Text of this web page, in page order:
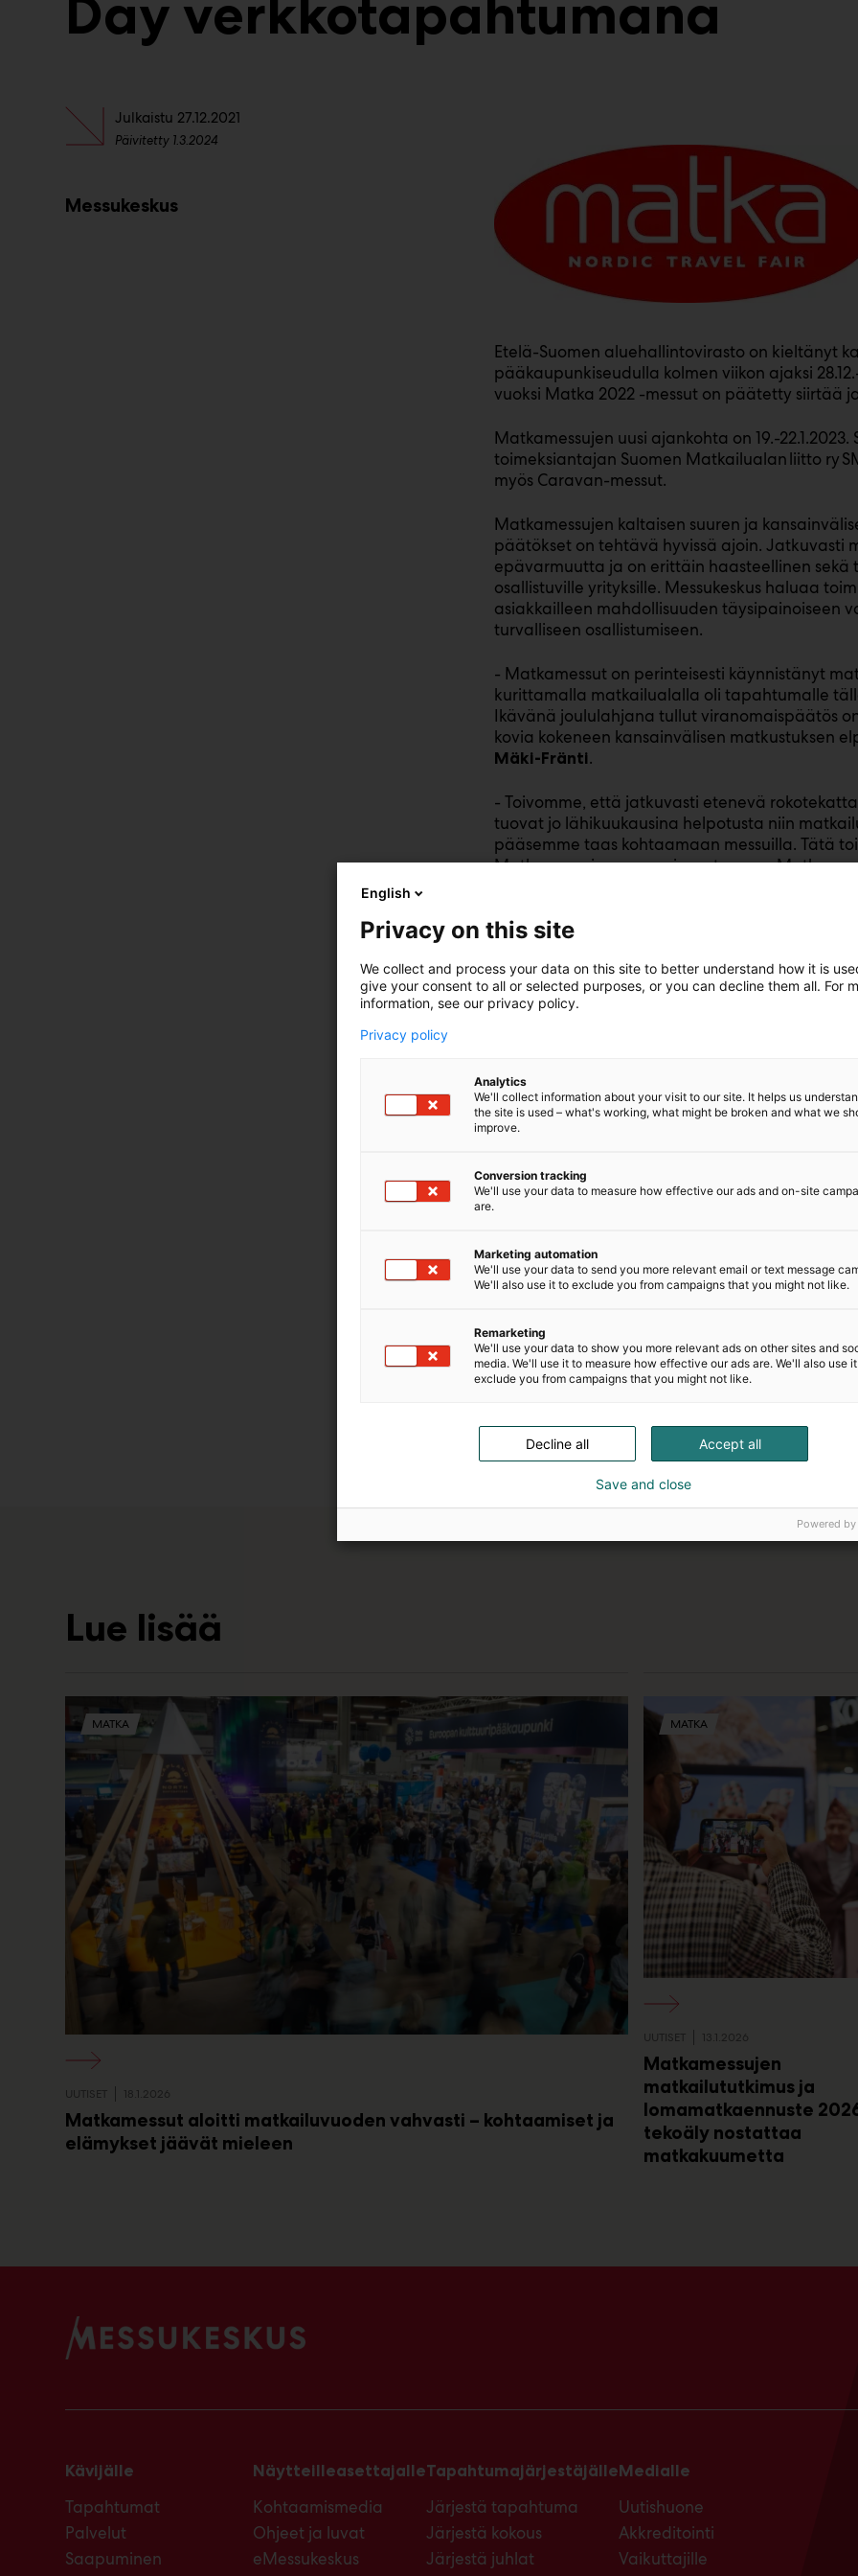
Day verkkotapahtumana
Julkaistu 27.12.2021
Päivitetty 1.3.2024
Messukeskus
Etelä-Suomen aluehallintovirasto on kieltänyt
pääkaupunkiseudulla kolmen viikon ajaksi
vuoksi Matka 2022 -messut on päätetty siirtää
Matkamessujen uusi ajankohta on 19.-
toimeksiantajan Suomen Matkailualan liitto ry
myös Caravan-messut.
Matkamessujen kaltaisen suuren ja
päätökset on tehtävä hyvissä ajoin. Jatkuvasti
epävarmuutta ja on erittäin haasteellinen
osallistuville yrityksille. Messukeskus haluaa
asiakkailleen mahdollisuuden täysipainoiseen
turvalliseen osallistumiseen.
- Matkamessut on perinteisesti käynnistänyt
kurittamalla matkailualalla oli tapahtumalle
Ikävänä joululahjana tullut viranomaispäätös
kovia kokeneen kansainvälisen matkustuksen
Mäki-Fränti.
- Toivomme, että jatkuvasti etenevä
tuovat jo lähikuukausina helpotusta niin
pääsemme taas kohtaamaan messuilla. Tätä
Matkamessujen messuvieraat, sanoo
Matkamessujen siirtymisestä huolimatta
kansainvälinen Matka Workshop Day
osallistujille tarkempaa tietoa lähipäivinä.
Matkamessujen kanssa samaan aikaan
Lisätietoja:
Messukeskus, myyntiryhmäpäällikkö Lumia
. SMAL ry,
heli.maki-franti@smal.fi
kerran 19. - 22.1.2023 Messukeskuksessa
matkailun ostotapahtuma
Matka Workshop
www.matkamessut.fi | www.facebook.com/
a
s
s
a
s
m
d
s
s
a
Lue lisää
MATKA
UUTISET 18.1.2026
Matkamessut aloitti matkailuvuoden vahvasti – kohtaamiset ja
elämykset jäävät mieleen
MATKA
UUTISET 13.1.2026
Matkamessujen
matkailututkimus ja
lomamatkaennuste
tekoäly nostattaa
matkakuumetta
Kävijälle
Tapahtumat
Palvelut
Saapuminen
Näytteilleasettajalle
Kohtaamismedia
Ohjeet ja luvat
eMessukeskus
Tapahtumajärjestäjälle
Järjestä tapahtuma
Järjestä kokous
Järjestä juhlat
Medialle
Uutishuone
Akkreditointi
Vaikuttajille
English
Privacy on this site
We collect and process your data on this site to better understand how it is
give your consent to all or selected purposes, or you can decline them all. For
information, see our privacy policy.
Privacy policy
Analytics
We'll collect information about your visit to our site. It helps us
the site is used – what's working, what might be broken and what we
improve.
Conversion tracking
We'll use your data to measure how effective our ads and on-site
are.
Marketing automation
We'll use your data to send you more relevant email or text message
We'll also use it to exclude you from campaigns that you might not like.
Remarketing
We'll use your data to show you more relevant ads on other sites and
media. We'll use it to measure how effective our ads are. We'll also use
exclude you from campaigns that you might not like.
Accept all
Decline all
Save and close
Powered by